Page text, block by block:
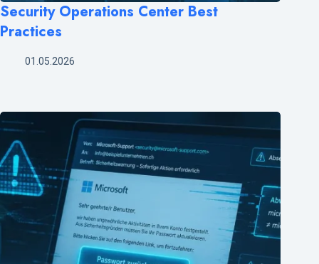
Security Operations Center Best
Practices
01.05.2026